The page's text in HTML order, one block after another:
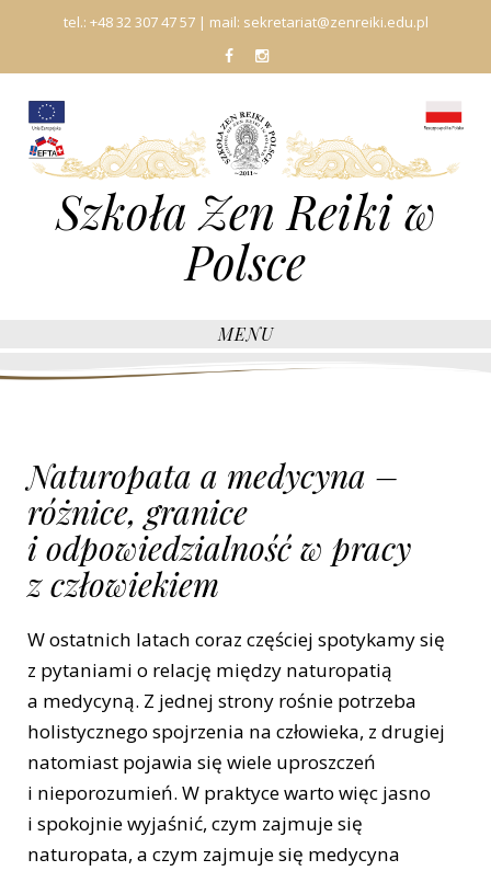
tel.: +48 32 307 47 57| mail: sekretariat@zenreiki.edu.pl
fb In
Szkoła Zen Reiki w
Polsce
MENU
Naturopata a medycyna –
różnice, granice
i odpowiedzialność w pracy
z człowiekiem
W ostatnich latach coraz częściej spotykamy się
z pytaniami o relację między naturopatią
a medycyną. Z jednej strony rośnie potrzeba
holistycznego spojrzenia na człowieka, z drugiej
natomiast pojawia się wiele uproszczeń
i nieporozumień. W praktyce warto więc jasno
i spokojnie wyjaśnić, czym zajmuje się
naturopata, a czym zajmuje się medycyna